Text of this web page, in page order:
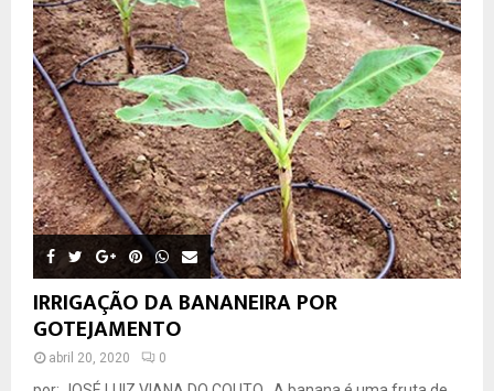
IRRIGAÇÃO DA BANANEIRA POR
GOTEJAMENTO
abril 20, 2020 0